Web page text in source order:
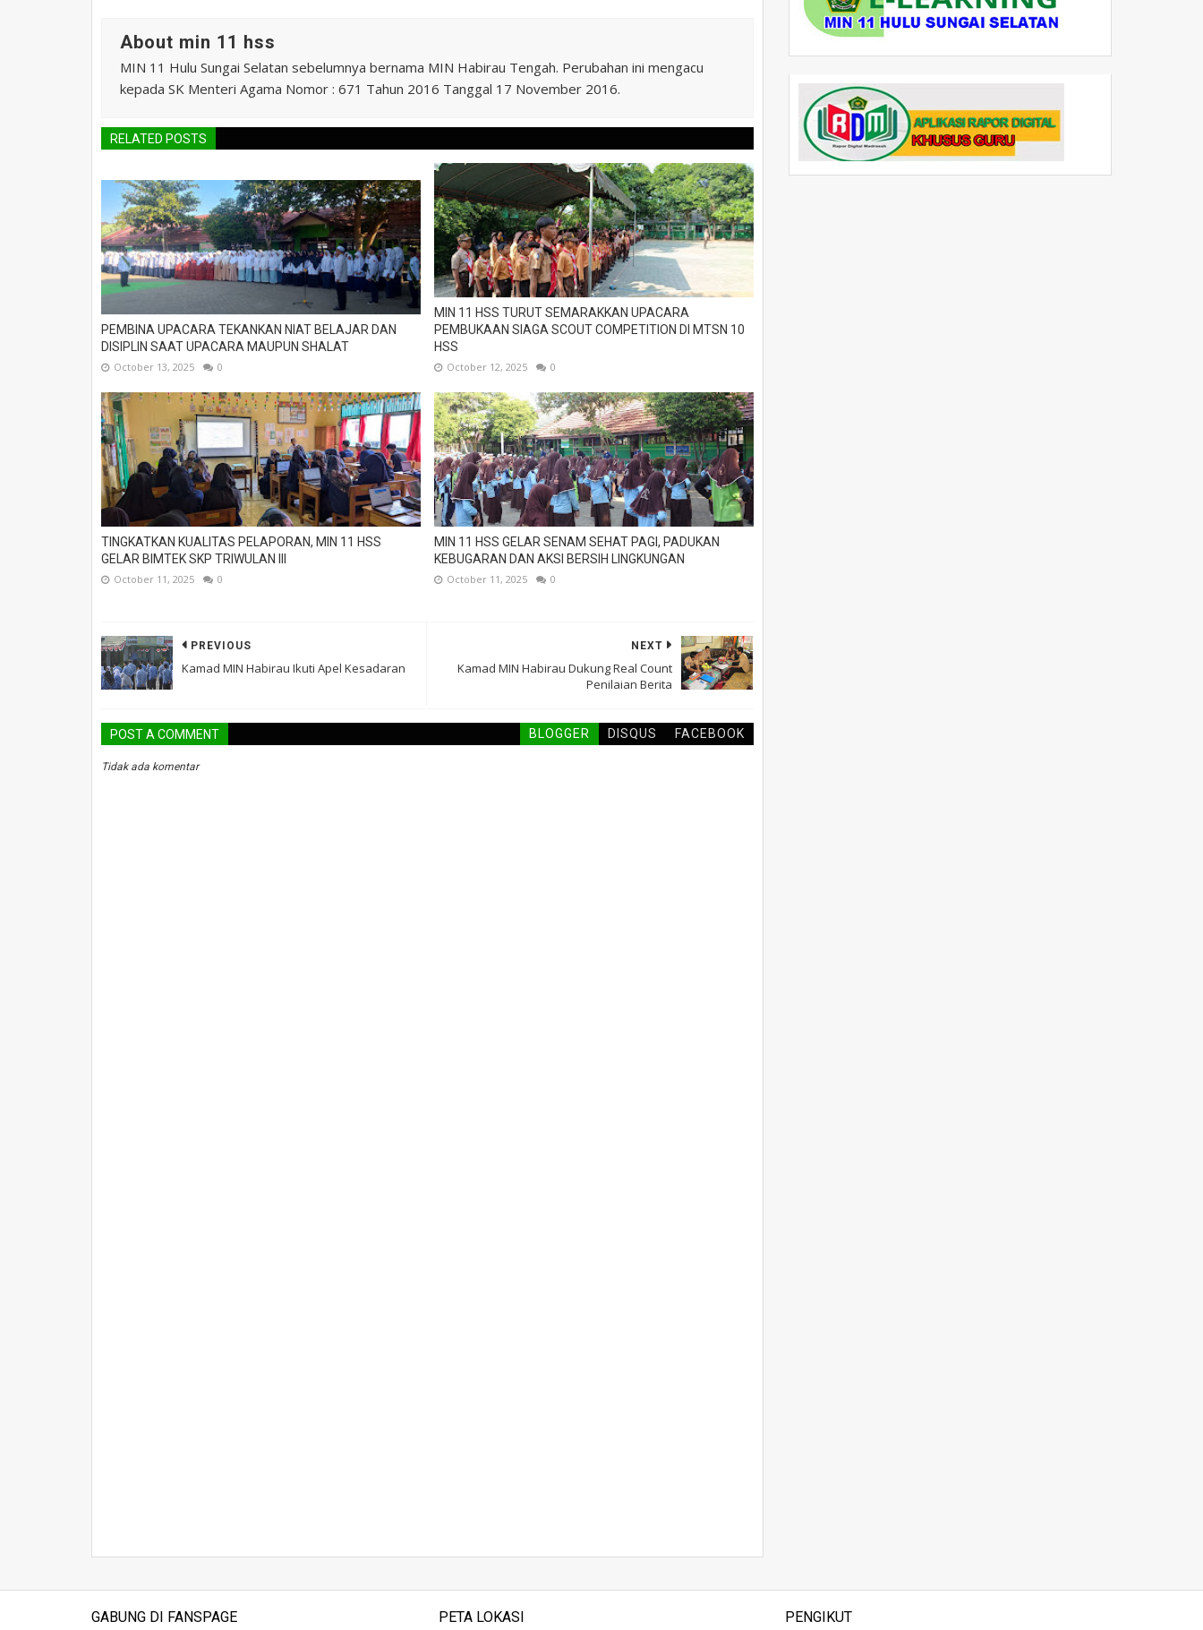
About min 11 hss
MIN 11 Hulu Sungai Selatan sebelumnya bernama MIN Habirau Tengah. Perubahan ini mengacu
kepada SK Menteri Agama Nomor : 671 Tahun 2016 Tanggal 17 November 2016.
RELATED POSTS
PEMBINA UPACARA TEKANKAN NIAT BELAJAR DAN
DISIPLIN SAAT UPACARA MAUPUN SHALAT
October 13, 2025 0
MIN 11 HSS TURUT SEMARAKKAN UPACARA
PEMBUKAAN SIAGA SCOUT COMPETITION DI MTSN 10
HSS
October 12, 2025 0
TINGKATKAN KUALITAS PELAPORAN, MIN 11 HSS
GELAR BIMTEK SKP TRIWULAN III
October 11, 2025 0
MIN 11 HSS GELAR SENAM SEHAT PAGI, PADUKAN
KEBUGARAN DAN AKSI BERSIH LINGKUNGAN
October 11, 2025 0
NEXT
Kamad MIN Habirau Dukung Real Count
Penilaian Berita
PREVIOUS
Kamad MIN Habirau Ikuti Apel Kesadaran
POST A COMMENT BLOGGER DISQUS FACEBOOK
Tidak ada komentar
GABUNG DI FANSPAGE PETA LOKASI PENGIKUT